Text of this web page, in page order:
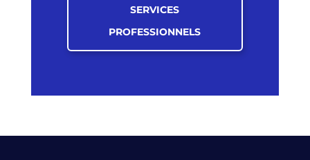
SERVICES
PROFESSIONNELS